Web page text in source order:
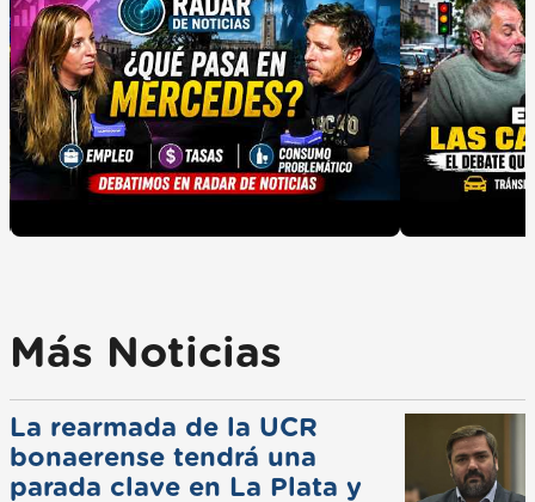
Más Noticias
La rearmada de la UCR
bonaerense tendrá una
parada clave en La Plata y